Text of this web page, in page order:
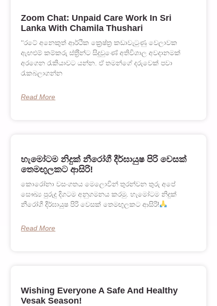
Zoom Chat: Unpaid Care Work In Sri
Lanka With Chamila Thushari
‘‘රටේ අනෙකුත් ආර්ථික ක්‍රෙෂ්ත‍්‍ර කඩාවැටුණු වෙලාවක
ඇඟළුම් කම්කරු ස්ත‍්‍රීන්ට සිදුවුණේ අතිවිශාල අවදානමක්
අරගෙන රැකියාවට යන්න. ඒ තමන්ගේ දරුවෙක් පවා
රැකබලාගන්න
Read More
හැමෝටම නිදුක් නීරෝගී දීර්ඝායුෂ පිරි වෙසක්
තෙමඟුලකට ආසිරි!
කොරෝනා වසංගතය මෙලොවින් තුරන්වන තුරු අපේ
සෞඛ්‍ය පුරුදු දිගටම අනුගමනය කරමු. හැමෝටම නිදුක්
නීරෝගී දීර්ඝායුෂ පිරි වෙසක් තෙමඟුලකට ආසිරි!
Read More
Wishing Everyone A Safe And Healthy
Vesak Season!